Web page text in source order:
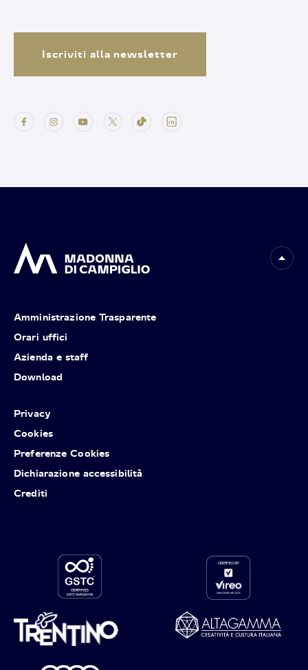
Iscriviti alla newsletter
Amministrazione Trasparente
Orari uffici
Azienda e staff
Download
Privacy
Cookies
Preferenze Cookies
Dichiarazione accessibilità
Crediti